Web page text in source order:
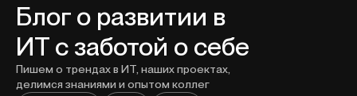
Блог о развитии в
ИТ с заботой о себе
Пишем о трендах в ИТ, наших проектах,
делимся знаниями и опытом коллег